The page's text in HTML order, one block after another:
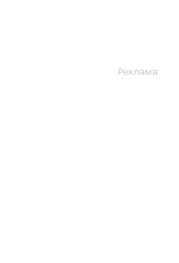
Реклама